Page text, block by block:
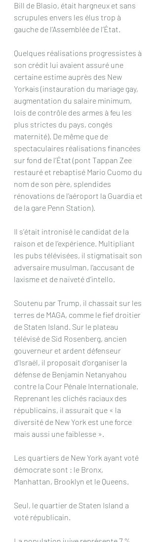
Bill de Blasio, était hargneux et sans
scrupules envers les élus trop à
gauche de l’Assemblée de l’État.
Quelques réalisations progressistes à
son crédit lui avaient assuré une
certaine estime auprès des New
Yorkais (instauration du mariage gay,
augmentation du salaire minimum,
lois de contrôle des armes à feu les
plus strictes du pays, congés
maternité). De même que de
spectaculaires réalisations financées
sur fond de l’État (pont Tappan Zee
restauré et rebaptisé Mario Cuomo du
nom de son père, splendides
rénovations de l’aéroport la Guardia et
de la gare Penn Station).
Il s’était intronisé le candidat de la
raison et de l’expérience. Multipliant
les pubs télévisées, il stigmatisait son
adversaire musulman, l’accusant de
laxisme et de naïveté d’intello.
Soutenu par Trump, il chassait sur les
terres de MAGA, comme le fief droitier
de Staten Island. Sur le plateau
télévisé de Sid Rosenberg, ancien
gouverneur et ardent défenseur
d’Israël, il proposait d’organiser la
défense de Benjamin Netanyahou
contre la Cour Pénale Internationale.
Reprenant les clichés raciaux des
républicains, il assurait que « la
diversité de New York est une force
mais aussi une faiblesse ».
Les quartiers de New York ayant voté
démocrate sont : le Bronx,
Manhattan, Brooklyn et le Queens.
Seul, le quartier de Staten Island a
voté républicain.